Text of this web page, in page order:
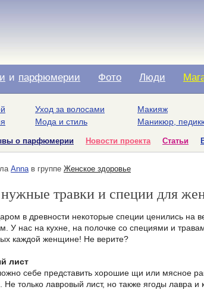
и парфюмерии Фото Люди
Уход за волосами
Мода и стиль
Макияж
Маникюр,
о парфюмерии Новости проекта Статьи
Annaв группе Женское здоровье
травки и специи для
в древности некоторые специи ценились на
У нас на кухне, на полочке со специями и
каждой женщине! Не верите?
лист
себе представить хорошие щи или мясное
Не только лавровый лист, но также ягоды лавра